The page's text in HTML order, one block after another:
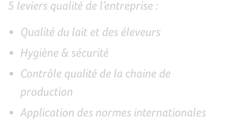
5 leviers qualité de l’entreprise :
Qualité du lait et des éleveurs
Hygiène & sécurité
Contrôle qualité de la chaine de
production
Application des normes internationales